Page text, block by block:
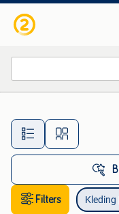
Filters Kleding